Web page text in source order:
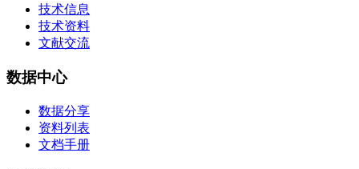
技术信息
技术资料
文献交流
数据中心
数据分享
资料列表
文档手册